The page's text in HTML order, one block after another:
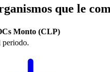
que le
Monto (CLP)
periodo.